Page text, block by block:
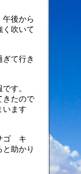
後から
く吹いて
て行き
す。
きたので
います
ゴ キ
助かり